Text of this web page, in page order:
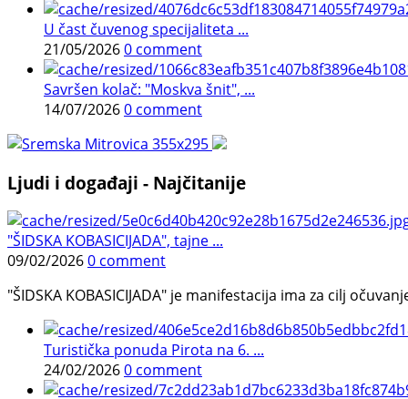
U čast čuvenog specijaliteta ...
21/05/20260 comment
Savršen kolač: "Moskva šnit", ...
14/07/20260 comment
Ljudi i događaji - Najčitanije
"ŠIDSKA KOBASICIJADA", tajne ...
09/02/20260 comment
"ŠIDSKA KOBASICIJADA" je manifestacija ima za cilj
Turistička ponuda Pirota na 6. ...
24/02/20260 comment